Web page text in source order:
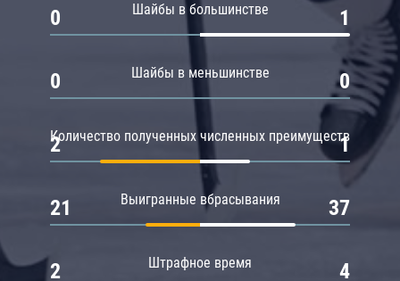
Шайбы в большинстве
0 1
Шайбы в меньшинстве
0 0
Количество полученных численных преимуществ
2 1
Выигранные вбрасывания
21 37
Штрафное время
2 4